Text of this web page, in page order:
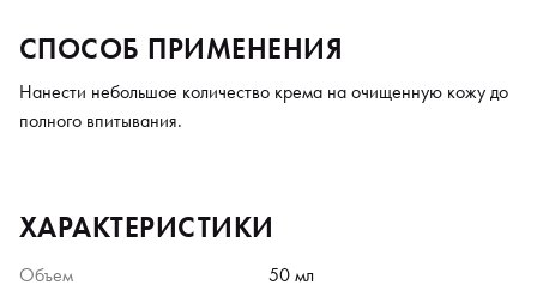
СПОСОБ ПРИМЕНЕНИЯ
Нанести небольшое количество крема на очищенную кожу до
полного впитывания.
ХАРАКТЕРИСТИКИ
Объем
50 мл